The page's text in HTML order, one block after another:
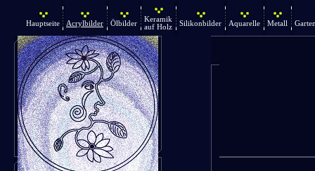
Hauptseite Acrylbilder Ölbilder
Keramik
auf Holz
Silikonbilder Aquarelle Metall